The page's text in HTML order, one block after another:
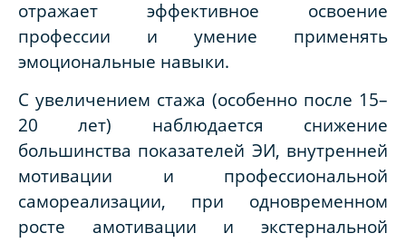
отражает эффективное освоение
профессии и умение применять
эмоциональные навыки.
С увеличением стажа (особенно после 15–
20 лет) наблюдается снижение
большинства показателей ЭИ, внутренней
мотивации и профессиональной
самореализации, при одновременном
росте амотивации и экстернальной